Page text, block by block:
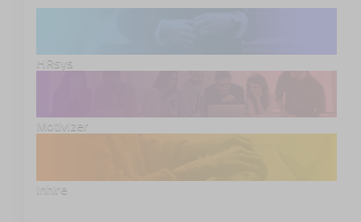
HRsys
Motivizer
Inhire